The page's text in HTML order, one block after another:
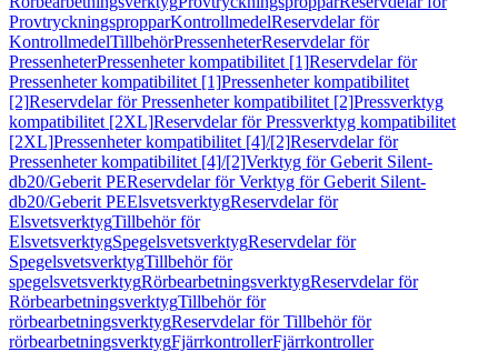
ProvtryckningspropparKontrollmedelReservdelar för
KontrollmedelTillbehörPressenheterReservdelar för
PressenheterPressenheter kompatibilitet [1]Reservdelar för
Pressenheter kompatibilitet [1]Pressenheter kompatibilitet
[2]Reservdelar för Pressenheter kompatibilitet [2]Pressverktyg
kompatibilitet [2XL]Reservdelar för Pressverktyg kompatibilitet
[2XL]Pressenheter kompatibilitet [4]/[2]Reservdelar för
Pressenheter kompatibilitet [4]/[2]Verktyg för Geberit Silent-
db20/Geberit PEReservdelar för Verktyg för Geberit Silent-
db20/Geberit PEElsvetsverktygReservdelar för
ElsvetsverktygTillbehör för
ElsvetsverktygSpegelsvetsverktygReservdelar för
SpegelsvetsverktygTillbehör för
spegelsvetsverktygRörbearbetningsverktygReservdelar för
RörbearbetningsverktygTillbehör för
rörbearbetningsverktygReservdelar för Tillbehör för
rörbearbetningsverktygFjärrkontrollerFjärrkontroller